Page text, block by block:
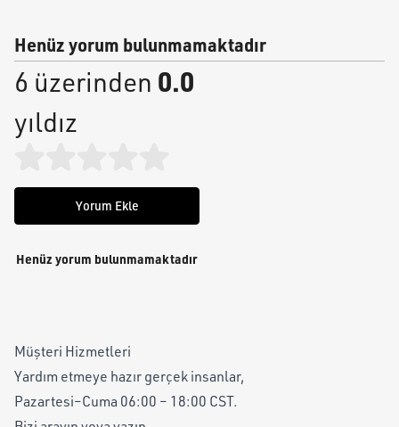
Henüz yorum bulunmamaktadır
6 üzerinden 0.0
yıldız
Yorum Ekle
Henüz yorum bulunmamaktadır
Müşteri Hizmetleri
Yardım etmeye hazır gerçek insanlar,
Pazartesi–Cuma 06:00 – 18:00 CST.